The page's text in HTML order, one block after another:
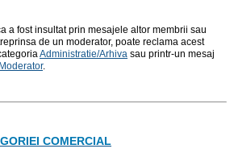
a fost insultat prin mesajele altor membrii sau
de un moderator, poate reclama acest
Administratie/Arhiva sau printr-un mesaj
.
COMERCIAL